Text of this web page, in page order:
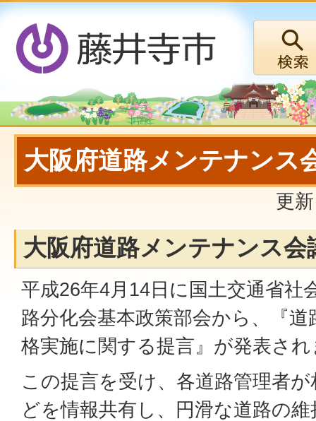
大阪府道路メンテナンス
更
大阪府道路メンテナンス会
平成26年4⽉14⽇に国⼟交通省社
路分化会基本政策部会から、『
格実施に関する提⾔』が発表さ
この提⾔を受け、各道路管理者
どを情報共有し、円滑な道路の